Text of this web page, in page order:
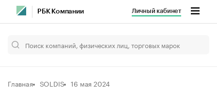
РБК Компании Личный кабинет
Главная SOLDIS 16 мая 2024